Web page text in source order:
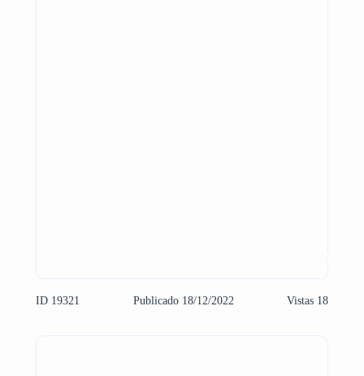
ID 19321 Publicado 18/12/2022 Vistas 18